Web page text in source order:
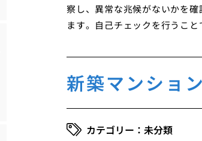
察し、異常な兆候がないかを
ます。自己チェックを行うこ
新築マンショ
未分類